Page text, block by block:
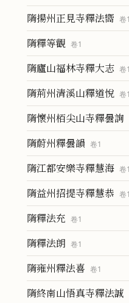
隋揚州正見寺釋法嚮 卷1
隋釋等觀 卷1
隋廬山福林寺釋大志 卷1
隋荊州清溪山釋道悅 卷1
隋懷州栢尖山寺釋曇詢
隋蔚州釋曇韻 卷1
隋江都安樂寺釋慧海 卷1
隋益州招提寺釋慧恭 卷1
隋釋法充 卷1
隋釋法朗 卷1
隋雍州釋法喜 卷1
隋終南山悟真寺釋法誠